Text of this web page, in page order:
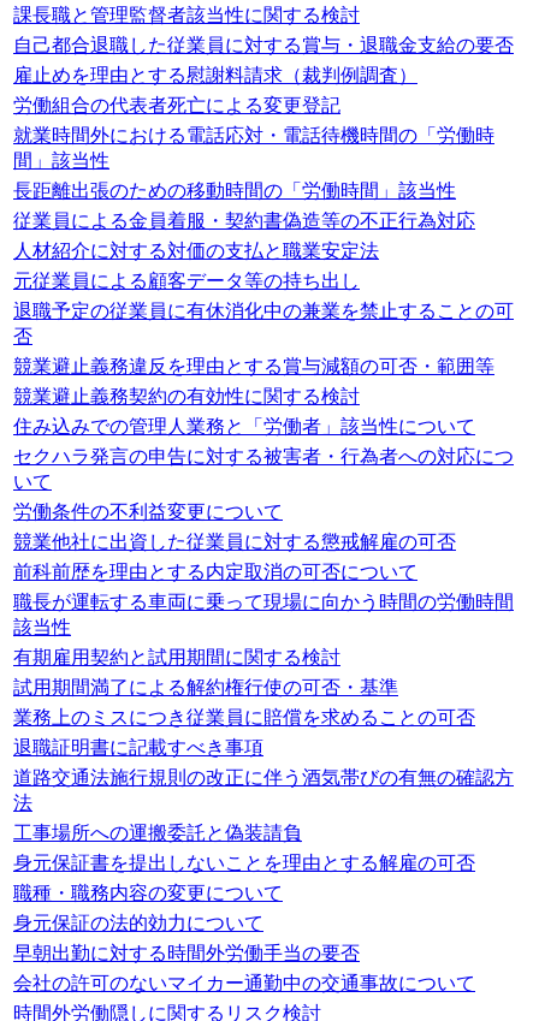
課長職と管理監督者該当性に関する検討
自己都合退職した従業員に対する賞与・退職金支給の要否
雇止めを理由とする慰謝料請求（裁判例調査）
労働組合の代表者死亡による変更登記
就業時間外における電話応対・電話待機時間の「労働時
間」該当性
長距離出張のための移動時間の「労働時間」該当性
従業員による金員着服・契約書偽造等の不正行為対応
人材紹介に対する対価の支払と職業安定法
元従業員による顧客データ等の持ち出し
退職予定の従業員に有休消化中の兼業を禁止することの可
否
競業避止義務違反を理由とする賞与減額の可否・範囲等
競業避止義務契約の有効性に関する検討
住み込みでの管理人業務と「労働者」該当性について
セクハラ発言の申告に対する被害者・行為者への対応につ
いて
労働条件の不利益変更について
競業他社に出資した従業員に対する懲戒解雇の可否
前科前歴を理由とする内定取消の可否について
職長が運転する車両に乗って現場に向かう時間の労働時間
該当性
有期雇用契約と試用期間に関する検討
試用期間満了による解約権行使の可否・基準
業務上のミスにつき従業員に賠償を求めることの可否
退職証明書に記載すべき事項
道路交通法施行規則の改正に伴う酒気帯びの有無の確認方
法
工事場所への運搬委託と偽装請負
身元保証書を提出しないことを理由とする解雇の可否
職種・職務内容の変更について
身元保証の法的効力について
早朝出勤に対する時間外労働手当の要否
会社の許可のないマイカー通勤中の交通事故について
時間外労働隠しに関するリスク検討